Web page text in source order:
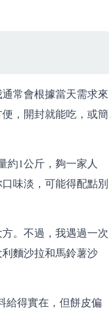
常會根據當天需求來
，開封就能吃，或簡
約1公斤，夠一家人
味淡，可能得配點別
。不過，我遇過一次
麵沙拉和馬鈴薯沙
給得實在，但餅皮偏